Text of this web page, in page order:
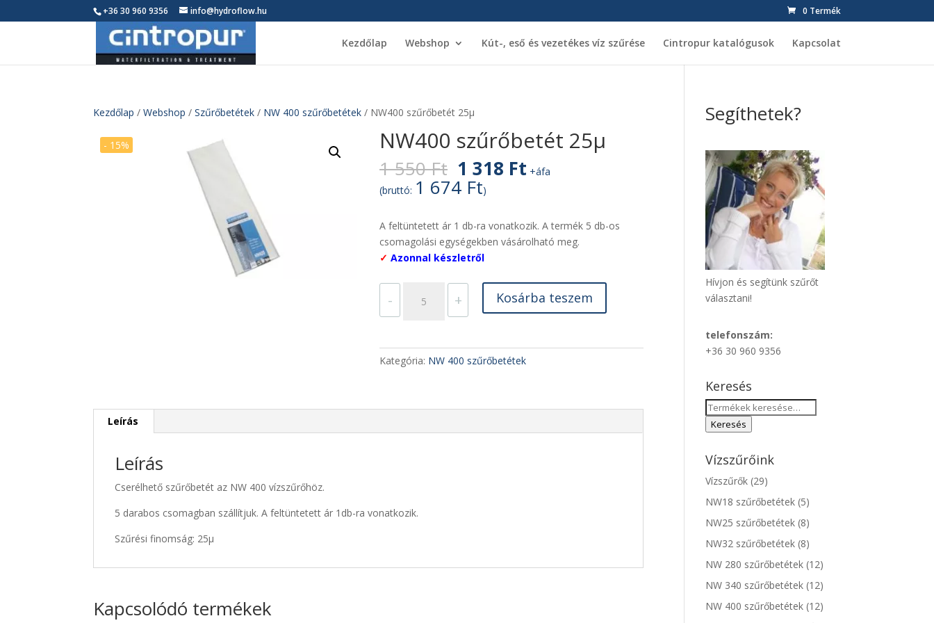
+36 30 960 9356 info@hydroflow.hu 0 Termék
Kezdőlap Webshop Kút-, eső és vezetékes víz szűrése Cintropur katalógusok Kapcsolat
Kezdőlap /Webshop /Szűrőbetétek / NW 400 szűrőbetétek / NW400 szűrőbetét 25µ
- 15% NW400 szűrőbetét 25µ
1 550Ft Original
price
was:
1
550 Ft.
1 318 FtCurrent
price
1
318 Ft.
+áfa
(bruttó: 1 674 Ft)
A feltüntetett ár 1 db-ra vonatkozik. A termék 5 db-os
csomagolási egységekben vásárolható meg.
✓ Azonnal készletről
-
szűrőbetét
+ Kosárba teszem
Kategória: NW 400 szűrőbetétek
Leírás
Leírás
Cserélhető szűrőbetét az NW 400 vízszűrőhöz.
5 darabos csomagban szállítjuk. A feltüntetett ár 1db-ra vonatkozik.
Szűrési finomság: 25µ
Kapcsolódó termékek
Segíthetek?
Hívjon és segítünk szűrőt
választani!
telefonszám:
+36 30 960 9356
Keresés
Keresés
a Keresés
Vízszűrőink
Vízszűrők (29)
NW18 szűrőbetétek (5)
NW25 szűrőbetétek (8)
NW32 szűrőbetétek (8)
NW 280 szűrőbetétek (12)
NW 340 szűrőbetétek (12)
NW 400 szűrőbetétek (12)